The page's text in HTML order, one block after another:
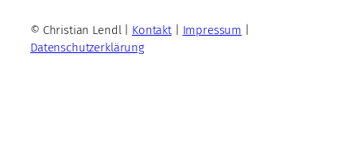
© Christian Lendl | Kontakt| Impressum
Datenschutzerklärung